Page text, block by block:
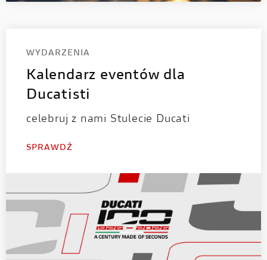
WYDARZENIA
Kalendarz eventów dla
Ducatisti
celebruj z nami Stulecie Ducati
SPRAWDŹ